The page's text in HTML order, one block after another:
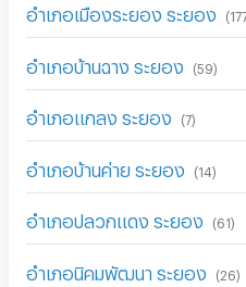
อำเภอเมืองระยอง ระยอง (
อำเภอบ้านฉาง ระยอง (59)
อำเภอแกลง ระยอง (7)
อำเภอบ้านค่าย ระยอง (14 )
อำเภอปลวกแดง ระยอง (61)
อำเภอนิคมพัฒนา ระยอง (26)